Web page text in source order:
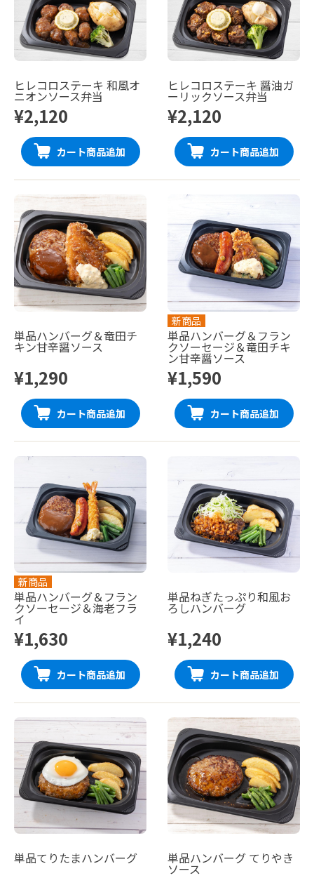
ヒレコロステーキ 和風オ
ニオンソース弁当
¥2,120
カート商品追加
ヒレコロステーキ 醤油ガ
ーリックソース弁当
¥2,120
カート商品追加
単品ハンバーグ＆竜田チ
キン甘辛醤ソース
¥1,290
カート商品追加
新商品
単品ハンバーグ＆フラン
クソーセージ＆竜田チキ
ン甘辛醤ソース
¥1,590
カート商品追加
新商品
単品ハンバーグ＆フラン
クソーセージ＆海老フラ
イ
¥1,630
カート商品追加
単品ねぎたっぷり和風お
ろしハンバーグ
¥1,240
カート商品追加
単品てりたまハンバーグ 単品ハンバーグ てりやき
ソース